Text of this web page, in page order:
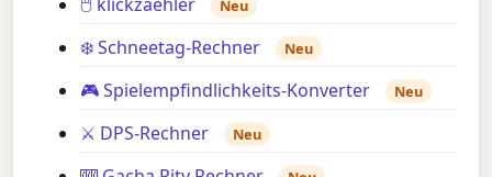
Neu
❄️ Schneetag-Rechner Neu
🎮 Spielempfindlichkeits-Konverter Neu
⚔️ DPS-Rechner Neu